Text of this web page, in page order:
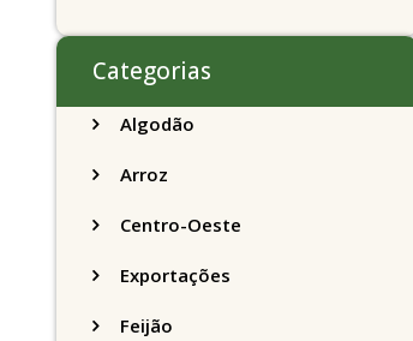
Categorias
Algodão
Arroz
Centro-Oeste
Exportações
Feijão